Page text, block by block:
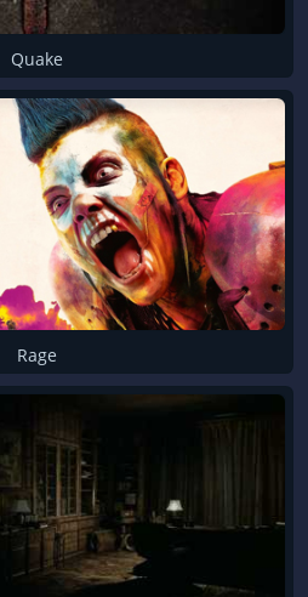
Fallout
Gothic
Hellbound
Homefront
Kingdom Come: Deliverance
Landwirtschafts-Simulator
Mafia
Might and Magic
Need for Speed
Outcast
Serious Sam
Sniper Elite
Quake
Rage